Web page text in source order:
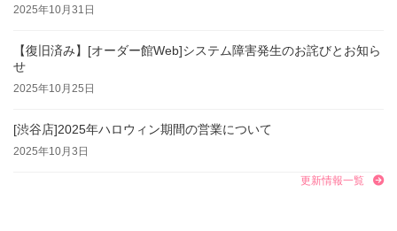
2025年10月31日
【復旧済み】[オーダー館Web]システム障害発生のお詫びとお知ら
せ
2025年10月25日
[渋谷店]2025年ハロウィン期間の営業について
2025年10月3日
更新情報一覧